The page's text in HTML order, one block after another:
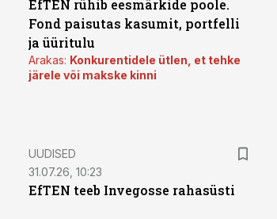
EfTEN rühib eesmärkide poole.
Fond paisutas kasumit, portfelli
ja üüritulu
Arakas: Konkurentidele ütlen, et tehke
järele või makske kinni
UUDISED
31.07.26, 10:23
EfTEN teeb Invegosse rahasüsti